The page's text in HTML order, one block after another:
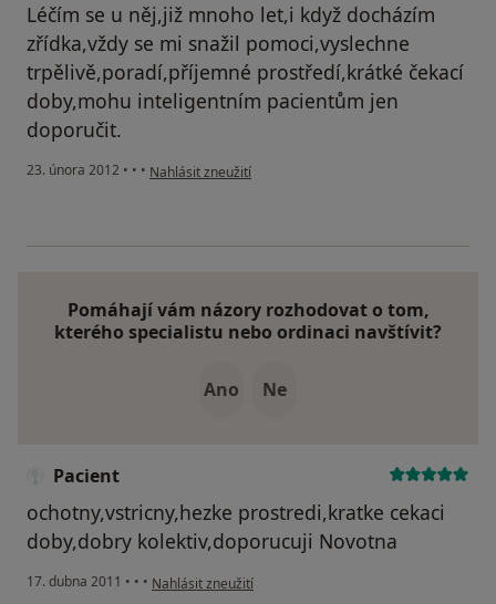
Léčím se u něj,již mnoho let,i když docházím
zřídka,vždy se mi snažil pomoci,vyslechne
trpělivě,poradí,příjemné prostředí,krátké čekací
doby,mohu inteligentním pacientům jen
doporučit.
23. února 2012 • • • podle názoru uživatele Váš účet byl odstraněn
Nahlásit zneužití
Pomáhají vám názory rozhodovat o tom,
kterého specialistu nebo ordinaci navštívit?
Ano Ne
Pacient
ochotny,vstricny,hezke prostredi,kratke cekaci
doby,dobry kolektiv,doporucuji Novotna
17. dubna 2011 • • • podle názoru uživatele Pacient
Nahlásit zneužití